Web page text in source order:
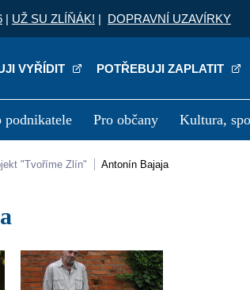
| UŽ SU ZLÍŇÁK! | DOPRAVNÍ UZAVÍRKY
VYŘÍDIT POTŘEBUJI ZAPLATIT
podnikatele Pro občany Kultura,
Kariéra
"Tvoříme Zlín" Antonín Bajaja